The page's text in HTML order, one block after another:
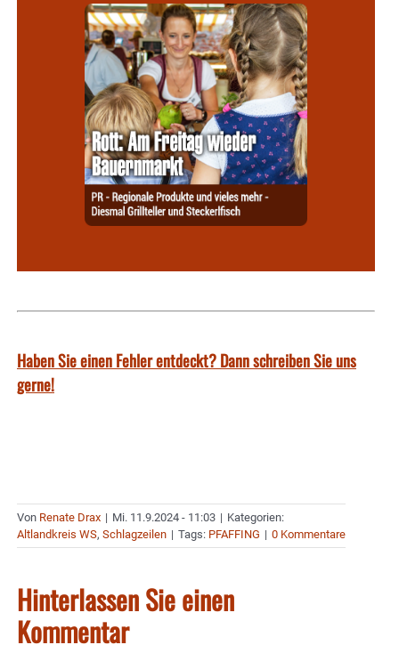
Haben Sie einen Fehler entdeckt? Dann schreiben Sie uns
gerne!
Von Renate Drax | Mi. 11.9.2024 - 11:03 | Kategorien:
Altlandkreis WS, Schlagzeilen | Tags: PFAFFING | 0 Kommentare
Hinterlassen Sie einen
Kommentar